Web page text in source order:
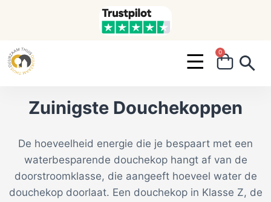
0
Zuinigste Douchekoppen
De hoeveelheid energie die je bespaart met een
waterbesparende douchekop hangt af van de
doorstroomklasse, die aangeeft hoeveel water de
douchekop doorlaat. Een douchekop in Klasse Z, de